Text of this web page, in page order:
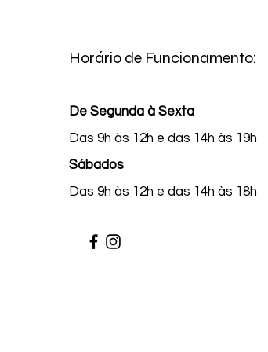
Horário de Funcionamento:
De Segunda à Sexta
Das 9h às 12h e das 14h às 19h
Sábados
Das 9h às 12h e das 14h às 18h